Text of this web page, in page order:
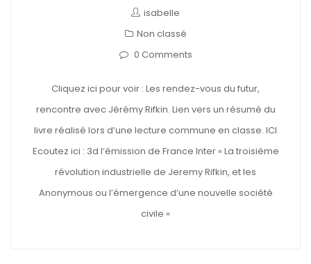
isabelle
Non classé
0 Comments
Cliquez ici pour voir : Les rendez-vous du futur,
rencontre avec Jérémy Rifkin. Lien vers un résumé du
livre réalisé lors d’une lecture commune en classe. ICI
Ecoutez ici : 3d l’émission de France Inter « La troisième
révolution industrielle de Jeremy Rifkin, et les
Anonymous ou l’émergence d’une nouvelle société
civile »